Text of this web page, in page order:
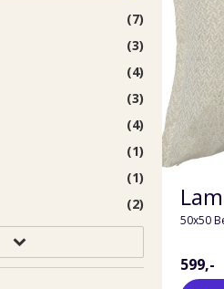
(7)
(3)
(4)
(3)
(4)
(1)
(1)
(2)
50x50
599,-